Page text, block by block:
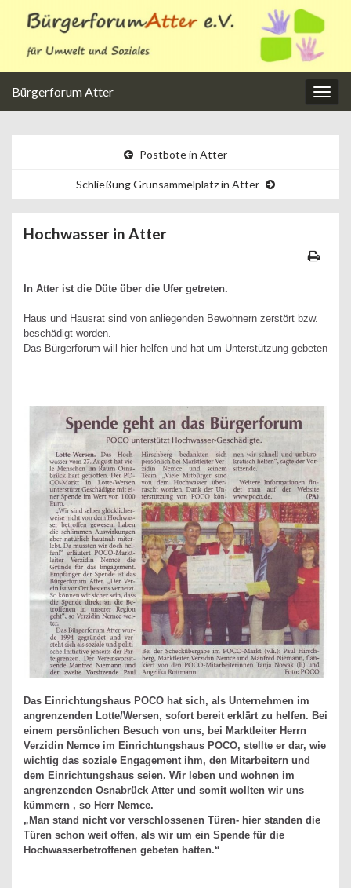
Bürgerforum Atter
Postbote in Atter
Schließung Grünsammelplatz in Atter
Hochwasser in Atter
In Atter ist die Düte über die Ufer getreten.
Haus und Hausrat sind von anliegenden Bewohnern zerstört bzw.
beschädigt worden.
Das Bürgerforum will
hier helfen und hat um Unterstützung gebeten
Das Einrichtungshaus POCO hat sich, als Unternehmen im
angrenzenden Lotte/Wersen, sofort bereit erklärt zu helfen. Bei
einem persönlichen Besuch von uns, bei Marktleiter Herrn
Verzidin Nemce im Einrichtungshaus POCO, stellte er dar, wie
wichtig das soziale Engagement ihm, den Mitarbeitern und
dem Einrichtungshaus seien. Wir leben und wohnen im
angrenzenden Osnabrück Atter und somit wollten wir uns
kümmern , so Herr Nemce.
„Man stand nicht vor verschlossenen Türen- hier standen die
Türen schon weit offen, als wir um ein Spende für die
Hochwasserbetroffenen gebeten hatten.“